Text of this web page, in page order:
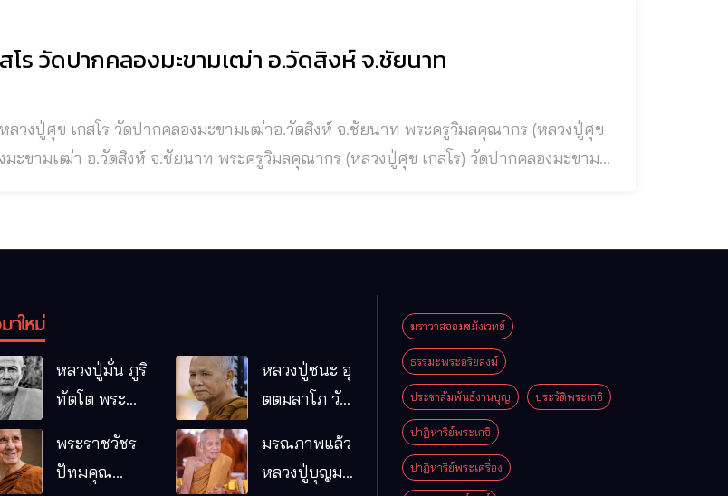
โร วัดปากคลองมะขามเฒ่า อ.วัดสิงห์ จ.ชัยนาท
.วัดสิงห์ จ.ชัยนาท พระครูวิมลคุณากร (หลวงปู่ศุข
.ชัยนาท พระครูวิมลคุณากร (หลวงปู่ศุข เกสโร) วัดปากคลองมะขาม
าใหม่
หลวงปู่มั่น ภูริ
ทัตโต พระ
พระกรรมฐาน
หลวงปู่ชนะ อุ
ตตมลาโภ วัด
จ.มหาสารคาม
พระราชวัชร
ปัทมคุณ
มรณภาพแล้ว
หลวงปู่บุญมา
ฆราวาสจอมขมังเวทย์
ธรรมะพระอริยสงฆ์
ประชาสัมพันธ์งานบุญ ประวัติพระเกจิ
ปาฏิหาริย์พระเกจิ
ปาฏิหาริย์พระเครื่อง